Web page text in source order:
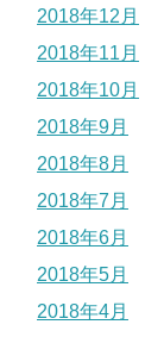
2018年12月
2018年11月
2018年10月
2018年9月
2018年8月
2018年7月
2018年6月
2018年5月
2018年4月